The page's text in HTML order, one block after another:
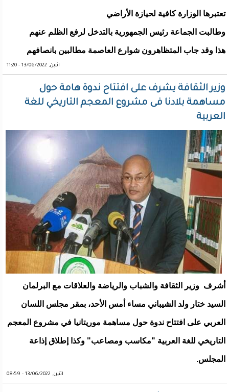
تعتبرها الوزارة كافية لحيازة الأراضي
وطالبت الجماعة رئيس الجمهورية بالتدخل لرفع الظلم عنهم
هذا وقد جاب المتظاهرون شوارع العاصمة مطالبين بانصافهم
اثنين, 13/06/2022 - 11:20
وزير الثقافة يشرف على افتتاح ندوة هامة حول
مساهمة بلادنا فى مشروع المعجم التاريخي للغة
العربية
أشرف وزير الثقافة والشباب والرياضة والعلاقات مع البرلمان
السيد ختار ولد الشيباني مساء أمس الأحد، بمقر مجلس اللسان
العربي على افتتاح ندوة حول مساهمة موريتانيا في مشروع المعجم
التاريخي للغة العربية "مكاسب ومصاعب" وكذا إطلاق إذاعة
المجلس.
اثنين, 13/06/2022 - 08:59